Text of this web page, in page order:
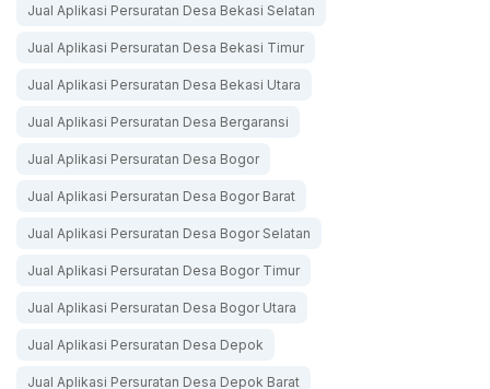
Jual Aplikasi Persuratan Desa Bekasi Selatan
Jual Aplikasi Persuratan Desa Bekasi Timur
Jual Aplikasi Persuratan Desa Bekasi Utara
Jual Aplikasi Persuratan Desa Bergaransi
Jual Aplikasi Persuratan Desa Bogor
Jual Aplikasi Persuratan Desa Bogor Barat
Jual Aplikasi Persuratan Desa Bogor Selatan
Jual Aplikasi Persuratan Desa Bogor Timur
Jual Aplikasi Persuratan Desa Bogor Utara
Jual Aplikasi Persuratan Desa Depok
Jual Aplikasi Persuratan Desa Depok Barat